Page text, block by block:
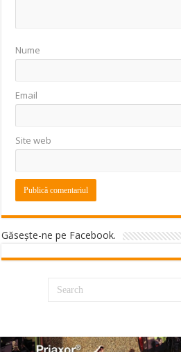
Nume
Email
Site web
Găseşte-ne pe Facebook.